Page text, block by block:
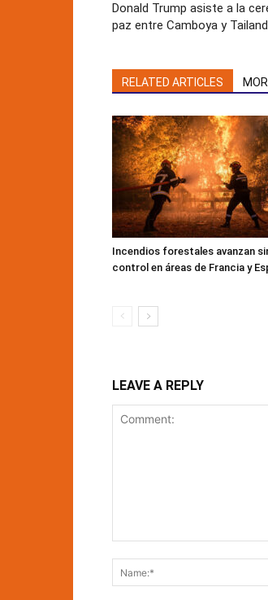
Donald Trump asiste a la
paz entre Camboya y
RELATED ARTICLES
Incendios forestales avanzan
control en áreas de Francia y
LEAVE A REPLY